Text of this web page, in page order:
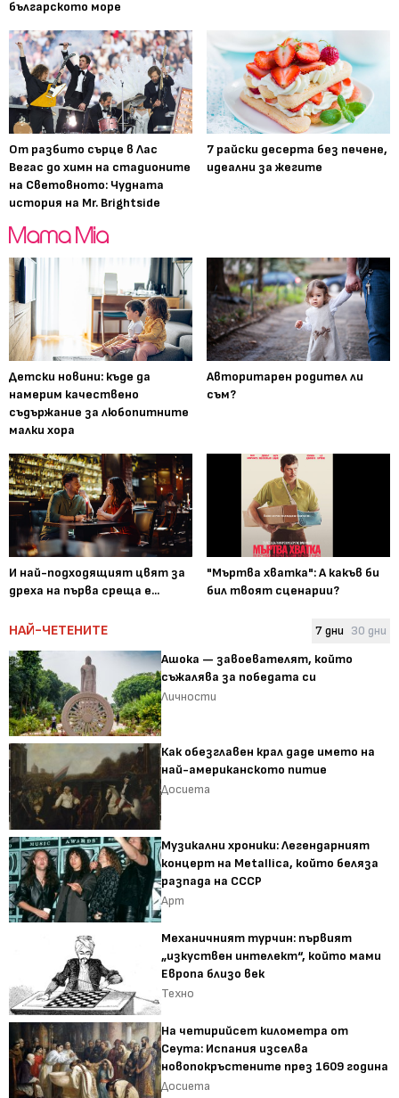
българското море
От разбито сърце в Лас
Вегас до химн на стадионите
на Световното: Чудната
история на Mr. Brightside
7 райски десерта без печене,
идеални за жегите
Детски новини: къде да
намерим качествено
съдържание за любопитните
малки хора
Авторитарен родител ли
съм?
И най-подходящият цвят за
дреха на първа среща е...
"Мъртва хватка": А какъв би
бил твоят сценарии?
НАЙ-ЧЕТЕНИТЕ 7 дни 30 дни
Ашока — завоевателят, който
съжалява за победата си
Личности
Как обезглавен крал даде името на
най-американското питие
Досиета
Музикални хроники: Легендарният
концерт на Metallica, който беляза
разпада на СССР
Арт
Механичният турчин: първият
„изкуствен интелект“, който мами
Европа близо век
Техно
На четирийсет километра от
Сеута: Испания изселва
новопокръстените през 1609 година
Досиета